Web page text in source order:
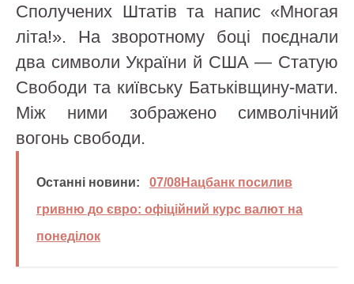
Сполучених Штатів та напис «Многая
літа!». На зворотному боці поєднали
два символи України й США — Статую
Свободи та київську Батьківщину-мати.
Між ними зображено символічний
вогонь свободи.
Останні новини:
07/08Нацбанк посилив
гривню до євро: офіційний курс валют на
понеділок